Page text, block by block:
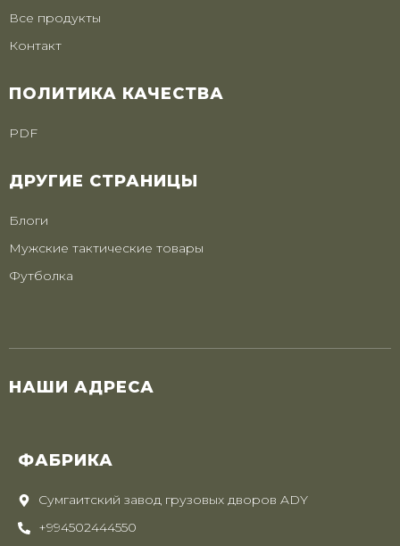
Все продукты
Контакт
ПОЛИТИКА КАЧЕСТВА
PDF
ДРУГИЕ СТРАНИЦЫ
Блоги
Мужские тактические товары
Футболка
НАШИ АДРЕСА
ФАБРИКА
Сумгаитский завод грузовых дворов ADY
+994502444550